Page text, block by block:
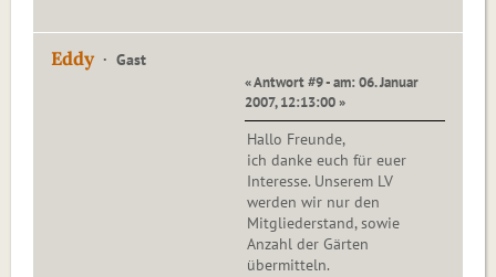
Eddy Gast
« Antwort #9 - am: 06. Januar
2007, 12:13:00 »
Hallo Freunde,
ich danke euch für euer
Interesse. Unserem LV
werden wir nur den
Mitgliederstand, sowie
Anzahl der Gärten
übermitteln.